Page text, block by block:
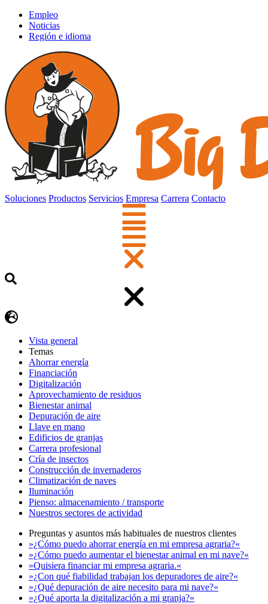
Empleo
Noticias
Región e idioma
Soluciones Productos Servicios Empresa Carrera Contacto
Vista general
Temas
Ahorrar energía
Financiación
Digitalización
Aprovechamiento de residuos
Bienestar animal
Depuración de aire
Llave en mano
Edificios de granjas
Carrera profesional
Cría de insectos
Construcción de invernaderos
Climatización de naves
Iluminación
Pienso: almacenamiento / transporte
Nuestros sectores de actividad
Preguntas y asuntos más habituales de nuestros clientes
»¿Cómo puedo ahorrar energía en mi empresa agraria?«
»¿Cómo puedo aumentar el bienestar animal en mi nave?«
»Quisiera financiar mi empresa agraria.«
»¿Con qué fiabilidad trabajan los depuradores de aire?«
»¿Qué depuración de aire necesito para mi nave?«
»¿Qué aporta la digitalización a mi granja?«